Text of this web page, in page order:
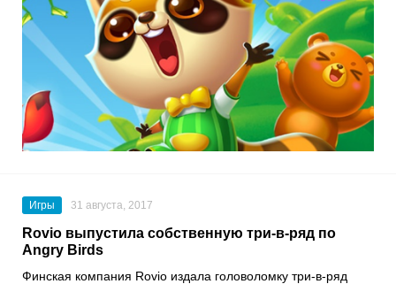
Игры 31 августа, 2017
Rovio выпустила собственную три-в-ряд по
Angry Birds
Финская компания Rovio издала головоломку три-в-ряд